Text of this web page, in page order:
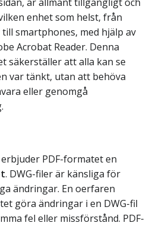
enhet som helst, från
smartphones, med hjälp av
Acrobat Reader. Denna
säkerställer att alla kan se
var tänkt, utan att behöva
eller genomgå
PDF-formatet en
. DWG-filer är känsliga för
ändringar. En oerfaren
göra ändringar i en DWG-fil
fel eller missförstånd. PDF-